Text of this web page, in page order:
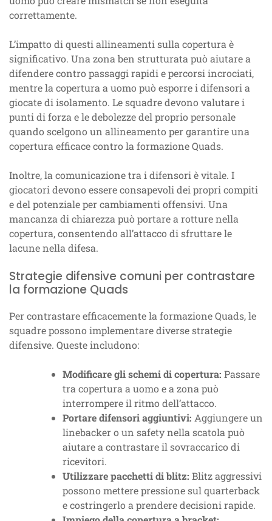
correttamente.
L’impatto di questi allineamenti sulla copertura è
significativo. Una zona ben strutturata può aiutare a
difendere contro passaggi rapidi e percorsi incrociati,
mentre la copertura a uomo può esporre i difensori a
giocate di isolamento. Le squadre devono valutare i
punti di forza e le debolezze del proprio personale
quando scelgono un allineamento per garantire una
copertura efficace contro la formazione Quads.
Inoltre, la comunicazione tra i difensori è vitale. I
giocatori devono essere consapevoli dei propri compiti
e del potenziale per cambiamenti offensivi. Una
mancanza di chiarezza può portare a rotture nella
copertura, consentendo all’attacco di sfruttare le
lacune nella difesa.
Strategie difensive comuni per contrastare
la formazione Quads
Per contrastare efficacemente la formazione Quads, le
squadre possono implementare diverse strategie
difensive. Queste includono:
Modificare gli schemi di copertura: Passare
tra copertura a uomo e a zona può
interrompere il ritmo dell’attacco.
Portare difensori aggiuntivi: Aggiungere un
linebacker o un safety nella scatola può
aiutare a contrastare il sovraccarico di
ricevitori.
Utilizzare pacchetti di blitz: Blitz aggressivi
possono mettere pressione sul quarterback
e costringerlo a prendere decisioni rapide.